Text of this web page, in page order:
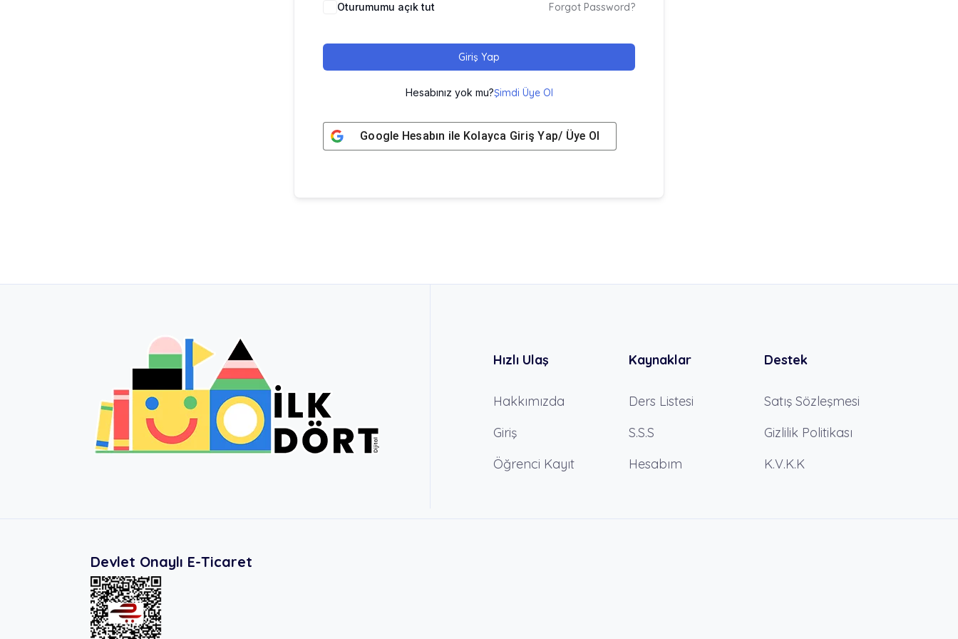
Oturumumu açık tut Forgot Password?
Giriş Yap
Hesabınız yok mu?Şimdi Üye Ol
Google Hesabın ile Kolayca Giriş Yap/ Üye Ol
Hızlı Ulaş
Hakkımızda
Giriş
Öğrenci Kayıt
Kaynaklar
Ders Listesi
S.S.S
Hesabım
Destek
Satış Sözleşmesi
Gizlilik Politikası
K.V.K.K
Devlet Onaylı E-Ticaret